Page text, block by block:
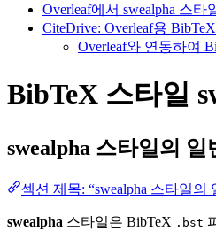
Overleaf에서 swealpha 스타
CiteDrive: Overleaf용
Overleaf와 연동하여
BibTeX 스타일
swealpha 스타일의 일
섹션 제목: “swealpha 스타일의
swealpha 스타일은 BibTeX .bst